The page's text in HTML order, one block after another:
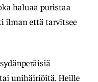
haluaa puristaa
ilman että tarvitsee
unihäiriöitä. Heille